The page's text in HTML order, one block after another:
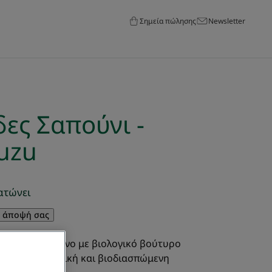
Σημεία πώλησης Newsletter
Σαπούνι -
άποψή σας
με βιολογικό βούτυρο
μια φυσική και βιοδιασπώμενη